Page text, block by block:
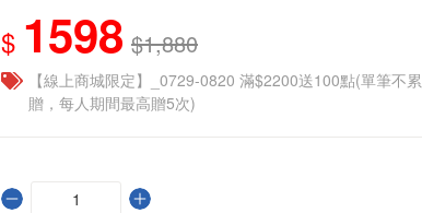
$ 1598 $1,880
【線上商城限定】_0729-0820 滿$2200送100點(單筆不累
贈，每人期間最高贈5次)